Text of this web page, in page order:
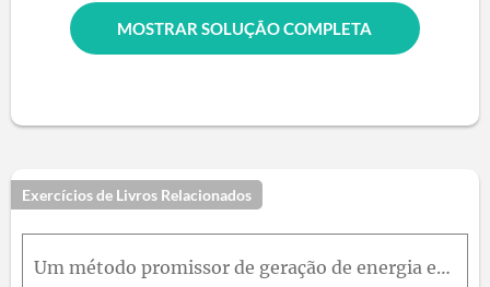
MOSTRAR SOLUÇÃO COMPLETA
Exercícios de Livros Relacionados
Um método promissor de geração de energia envolve a coleta e o armazenamento de energia solar em um lago artificial com poucos metros de profundidade, denominado lago solar. A energia solar e absorvid